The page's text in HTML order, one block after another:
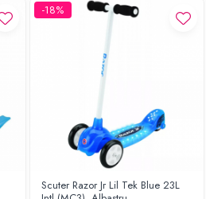
-18%
Scuter Razor Jr Lil Tek Blue 23L